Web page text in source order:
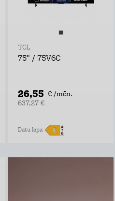
TCL
75" / 75V6C
26,55 € /mēn.
637,27 €
Datu lapa